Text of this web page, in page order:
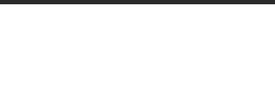
このコンテンツは掲載が終了しました | LINE占い